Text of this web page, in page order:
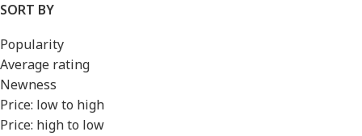
SORT BY
Popularity
Average rating
Newness
Price: low to high
Price: high to low